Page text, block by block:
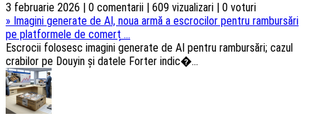
3 februarie 2026 | 0 comentarii | 609 vizualizari | 0 voturi
» Imagini generate de AI, noua armă a escrocilor pentru rambursări
pe platformele de comerț ...
Escrocii folosesc imagini generate de AI pentru rambursări; cazul
crabilor pe Douyin și datele Forter indic�...